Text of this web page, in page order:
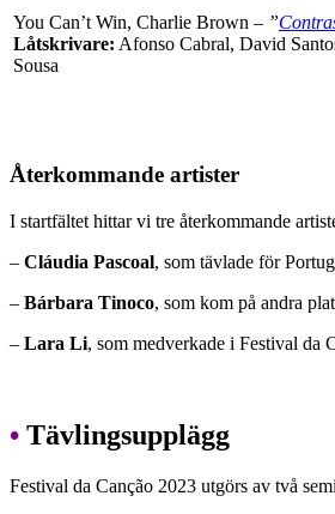
You Can’t Win, Charlie Brown – ”
Låtskrivare: Afonso Cabral, David
Sousa
Återkommande artister
I startfältet hittar vi tre återkommande
– Cláudia Pascoal, som tävlade för
– Bárbara Tinoco, som kom på andra
– Lara Li, som medverkade i Festival da
• Tävlingsupplägg
Festival da Canção 2023 utgörs av två